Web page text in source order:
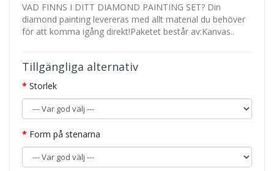
VAD FINNS I DITT DIAMOND PAINTING SET? Din
diamond painting levereras med allt material du behöver
för att komma igång direkt!Paketet består av:Kanvas..
Tillgängliga alternativ
Storlek
Form på stenarna